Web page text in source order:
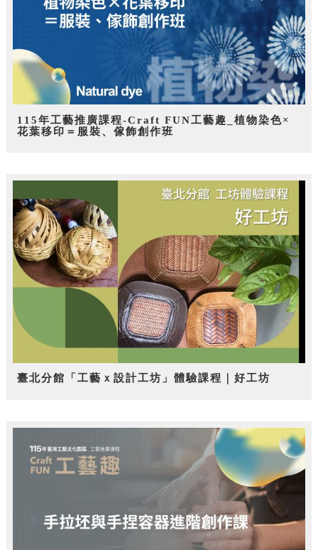
115年工藝推廣課程-Craft FUN工藝趣_植物染色×
花葉移印＝服裝、傢飾創作班
臺北分館「工藝ｘ設計工坊」體驗課程｜好工坊